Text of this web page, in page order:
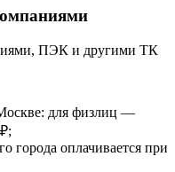
ПЭК и другими ТК
для физлиц —
города оплачивается при